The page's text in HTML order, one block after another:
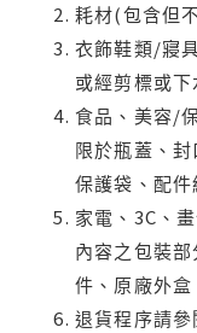
耗材(包含但
衣飾鞋類/寢
或經剪標或
食品、美容/
限於瓶蓋、
保護袋、配
家電、3C、
內容之包裝
件、原廠外
退貨程序請